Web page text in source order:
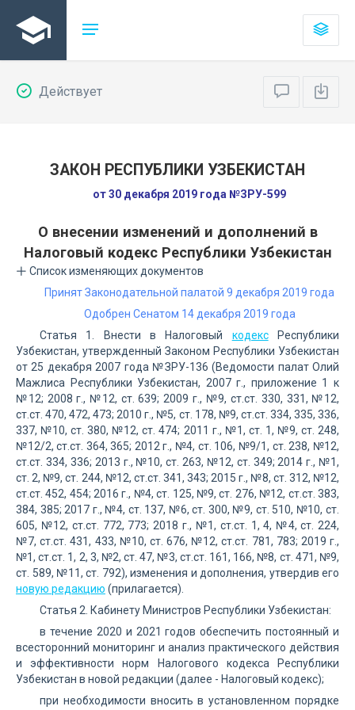
Действует
ЗАКОН РЕСПУБЛИКИ УЗБЕКИСТАН
от 30 декабря 2019 года №ЗРУ-599
О внесении изменений и дополнений в
Налоговый кодекс Республики Узбекистан
Список изменяющих документов
Принят Законодательной палатой 9 декабря 2019 года
Одобрен Сенатом 14 декабря 2019 года
Статья 1. Внести в Налоговый кодексРеспублики
Узбекистан, утвержденный Законом Республики Узбекистан
от 25 декабря 2007 года №ЗРУ-136 (Ведомости палат Олий
Мажлиса Республики Узбекистан, 2007 г., приложение 1 к
№12; 2008 г., №12, ст. 639; 2009 г., №9, ст.ст. 330, 331, №12,
ст.ст. 470, 472, 473; 2010 г., №5, ст. 178, №9, ст.ст. 334, 335, 336,
337, №10, ст. 380, №12, ст. 474; 2011 г., №1, ст. 1, №9, ст. 248,
№12/2, ст.ст. 364, 365; 2012 г., №4, ст. 106, №9/1, ст. 238, №12,
ст.ст. 334, 336; 2013 г., №10, ст. 263, №12, ст. 349; 2014 г., №1,
ст. 2, №9, ст. 244, №12, ст.ст. 341, 343; 2015 г., №8, ст. 312, №12,
ст.ст. 452, 454; 2016 г., №4, ст. 125, №9, ст. 276, №12, ст.ст. 383,
384, 385; 2017 г., №4, ст. 137, №6, ст. 300, №9, ст. 510, №10, ст.
605, №12, ст.ст. 772, 773; 2018 г., №1, ст.ст. 1, 4, №4, ст. 224,
№7, ст.ст. 431, 433, №10, ст. 676, №12, ст.ст. 781, 783; 2019 г.,
№1, ст.ст. 1, 2, 3, №2, ст. 47, №3, ст.ст. 161, 166, №8, ст. 471, №9,
ст. 589, №11, ст. 792), изменения и дополнения, утвердив его
новую редакцию (прилагается).
Статья 2. Кабинету Министров Республики Узбекистан:
в течение 2020 и 2021 годов обеспечить постоянный и
всесторонний мониторинг и анализ практического действия
и эффективности норм Налогового кодекса Республики
Узбекистан в новой редакции (далее - Налоговый кодекс);
при необходимости вносить в установленном порядке